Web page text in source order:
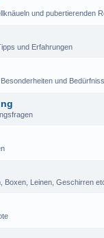
und pubertierenden
und Erfahrungen
und
Boxen, Leinen, Geschirren